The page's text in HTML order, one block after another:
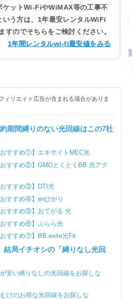
ケットWi-FiやWiMAX等の工事不
いう方は、1年最安レンタルWiFi
すのでそちらをご検討ください。
1年間レンタルwi-fi最安値をみる
ィリエイト広告が含まれる場合がありま
約期間縛りのない光回線はこの7社
おすすめ①】エキサイトMEC光
おすすめ②】GMOとくとくBB 光アク
おすすめ③】DTI光
おすすめ④】enひかり
おすすめ⑤】おてがる 光
おすすめ⑥】ぷらら光
おすすめ⑦】BB.exite光Fit
結局イチオシの「縛りなし光回
安い縛りなしの光回線をお探しな
けのお得な光回線をお探しな